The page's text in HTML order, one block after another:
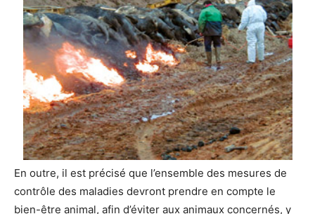
En outre, il est précisé que l’ensemble des mesures de
contrôle des maladies devront prendre en compte le
bien-être animal, afin d’éviter aux animaux concernés, y